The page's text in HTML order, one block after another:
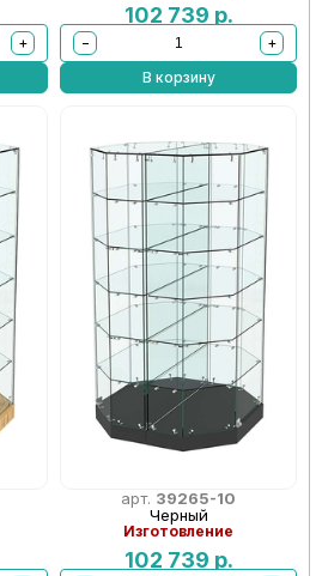
+
102 739 р.
−
+
В корзину
арт. 39265-10
Черный
Изготовление
102 739 р.